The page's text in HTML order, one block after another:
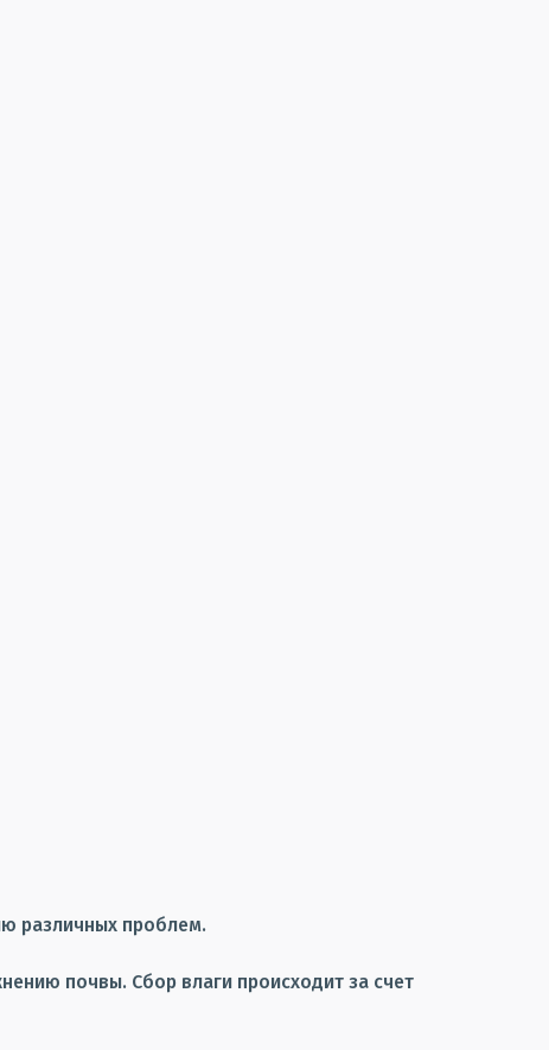
различных проблем.
почвы. Сбор влаги происходит за счет